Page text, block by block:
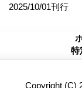
2025/10/01刊行
特
Copyright (C)